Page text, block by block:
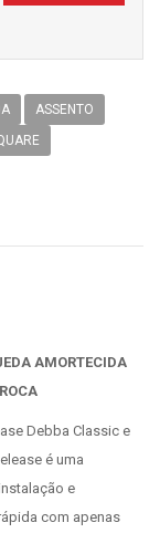
ASSENTO
AMORTECIDA
Debba Classic e
é uma
e
com apenas